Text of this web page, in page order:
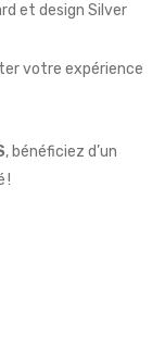
et design Silver
votre expérience
, bénéficiez d’un
!